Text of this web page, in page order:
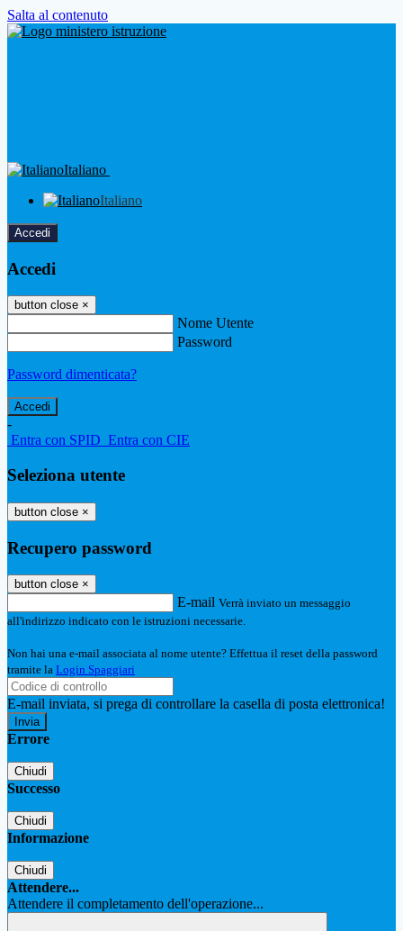
Salta al contenuto
Italiano
Italiano
Accedi
Accedi
button close ×
Nome Utente
Password
Password dimenticata?
-
Entra con SPID Entra con CIE
Seleziona utente
button close ×
Recupero password
button close ×
E-mail Verrà inviato un messaggio
all'indirizzo indicato con le istruzioni necessarie.
Non hai una e-mail associata al nome utente? Effettua il reset della password
tramite la Login Spaggiari
E-mail inviata, si prega di controllare la casella di posta elettronica!
Errore
Chiudi
Successo
Chiudi
Informazione
Chiudi
Attendere...
Attendere il completamento dell'operazione...